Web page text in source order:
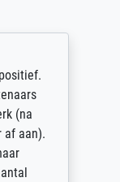
(na
aan).